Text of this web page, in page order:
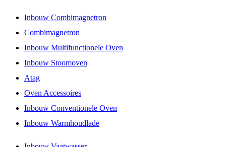
Inbouw Combimagnetron
Combimagnetron
Inbouw Multifunctionele Oven
Inbouw Stoomoven
Atag
Oven Accessoires
Inbouw Conventionele Oven
Inbouw Warmhoudlade